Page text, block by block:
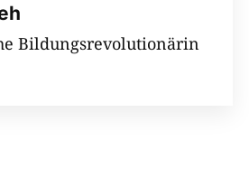
Bildungsrevolutionärin